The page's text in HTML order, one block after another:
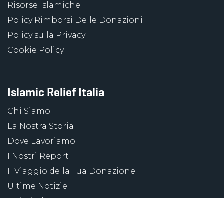
Risorse Islamiche
Policy Rimborsi Delle Donazioni
Policy sulla Privacy
Cookie Policy
Islamic Relief Italia
Chi Siamo
La Nostra Storia
Dove Lavoriamo
I Nostri Report
Il Viaggio della Tua Donazione
Ultime Notizie